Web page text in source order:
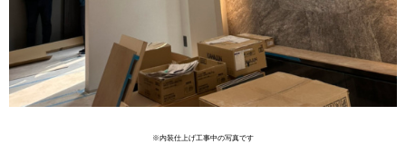
※内装仕上げ工事中の写真です